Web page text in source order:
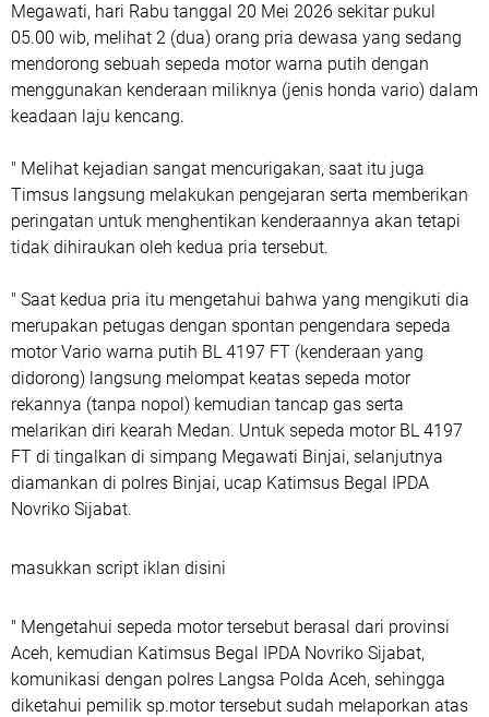
Megawati, hari Rabu tanggal 20 Mei 2026 sekitar pukul
05.00 wib, melihat 2 (dua) orang pria dewasa yang sedang
mendorong sebuah sepeda motor warna putih dengan
menggunakan kenderaan miliknya (jenis honda vario) dalam
keadaan laju kencang.
" Melihat kejadian sangat mencurigakan, saat itu juga
Timsus langsung melakukan pengejaran serta memberikan
peringatan untuk menghentikan kenderaannya akan tetapi
tidak dihiraukan oleh kedua pria tersebut.
" Saat kedua pria itu mengetahui bahwa yang mengikuti dia
merupakan petugas dengan spontan pengendara sepeda
motor Vario warna putih BL 4197 FT (kenderaan yang
didorong) langsung melompat keatas sepeda motor
rekannya (tanpa nopol) kemudian tancap gas serta
melarikan diri kearah Medan. Untuk sepeda motor BL 4197
FT di tingalkan di simpang Megawati Binjai, selanjutnya
diamankan di polres Binjai, ucap Katimsus Begal IPDA
Novriko Sijabat.
masukkan script iklan disini
" Mengetahui sepeda motor tersebut berasal dari provinsi
Aceh, kemudian Katimsus Begal IPDA Novriko Sijabat,
komunikasi dengan polres Langsa Polda Aceh, sehingga
diketahui pemilik sp.motor tersebut sudah melaporkan atas